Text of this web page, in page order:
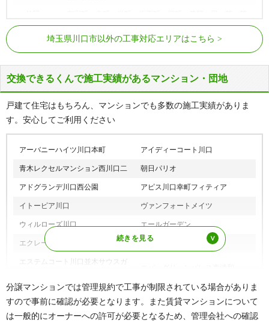
下、芝新町、芝園町、芝高木、芝塚原、芝中田、芝西、
芝東町、芝樋ノ爪、芝富士、芝宮根町、末広
木、西新井宿、西川口、西立野
ハ行
榛松、蓮沼、八幡木、鳩ヶ谷本町、鳩ヶ谷緑町、原町、
東内野、東貝塚、東川口、東本郷、東領家、舟戸町、本
町、本蓮、本前川
マ行
前上町、前川、前川町、前田、前野宿、道合、三ツ和、
埼玉高速鉄道線
川口元郷駅、南鳩ヶ谷駅、鳩ヶ谷駅、
新井宿駅、戸塚安行駅、東川口駅
JR武蔵野線 東川口駅
埼玉県川口市以外の工事対応エリアはこちら
交換できるくんで施工実績があるマンション・団地
戸建て住宅はもちろん、マンションでも多数の施工実績がありま
す。安心してご利用ください
アーバニーハイツ川口本町 アイディーコート川口
青木レクセルマンション西川口二 朝日パリオ
アドグランデ川口西公園 アピス川口幸町フィティア
イトーピア川口 ヴァンフォートメイツ
ウィルローズ川口 エールガーデン
エクレール東川口 エスティプレイス
エステムコート川口並木サウスガ
エルザタワー55 エンゼルハイム川口
オーベル川口 オーベル川口エアーズ
分譲マンションでは管理規約で工事が制限されている場合がありま
すので事前に確認が必要となります。また賃貸マンションについて
は一般的にオーナーへの許可が必要となるため、管理会社への確認